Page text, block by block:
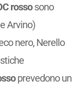
rossosono
Arvino)
nero, Nerello
prevedono un